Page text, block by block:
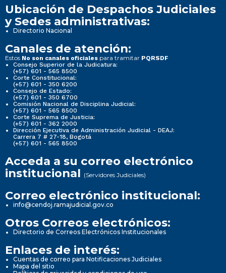
Ubicación de Despachos Judiciales
y Sedes administrativas:
Directorio Nacional
Canales de atención:
Estos No son canales oficiales para tramitar PQRSDF
Consejo Superior de la Judicatura:
(+57) 601 - 565 8500
Corte Constitucional:
(+57) 601 - 350 6200
Consejo de Estado:
(+57) 601 - 350 6700
Comisión Nacional de Disciplina Judicial:
(+57) 601 - 565 8500
Corte Suprema de Justicia:
(+57) 601 - 362 2000
Dirección Ejecutiva de Administración Judicial - DEAJ:
Carrera 7 # 27-18, Bogotá
(+57) 601 - 565 8500
Acceda a su correo electrónico
institucional (Servidores Judiciales)
Correo electrónico institucional:
info@cendoj.ramajudicial.gov.co
Otros Correos electrónicos:
Directorio de Correos Electrónicos Institucionales
Enlaces de interés:
Cuentas de correo para Notificaciones Judiciales
Mapa del sitio